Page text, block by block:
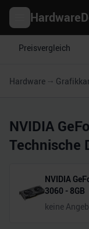
Preisvergleich
Hardware
NVIDIA
Technische
NVIDIA
3060 - 8GB
keine